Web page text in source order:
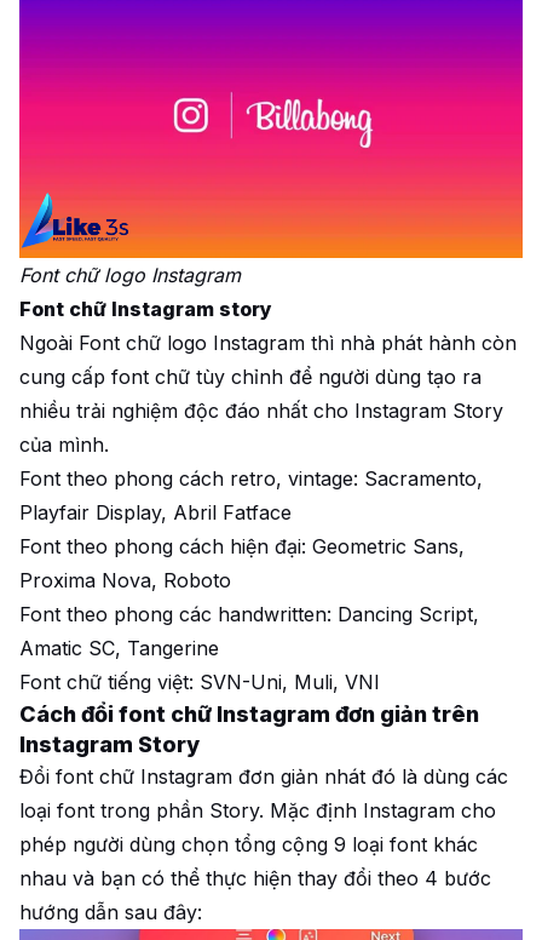
Font chữ logo Instagram
Font chữ Instagram story
Ngoài Font chữ logo Instagram thì nhà phát hành còn
cung cấp font chữ tùy chỉnh để người dùng tạo ra
nhiều trải nghiệm độc đáo nhất cho Instagram Story
của mình.
Font theo phong cách retro, vintage: Sacramento,
Playfair Display, Abril Fatface
Font theo phong cách hiện đại: Geometric Sans,
Proxima Nova, Roboto
Font theo phong các handwritten: Dancing Script,
Amatic SC, Tangerine
Font chữ tiếng việt: SVN-Uni, Muli, VNI
Cách đổi font chữ Instagram đơn giản trên
Instagram Story
Đổi font chữ Instagram đơn giản nhát đó là dùng các
loại font trong phần Story. Mặc định Instagram cho
phép người dùng chọn tổng cộng 9 loại font khác
nhau và bạn có thể thực hiện thay đổi theo 4 bước
hướng dẫn sau đây: